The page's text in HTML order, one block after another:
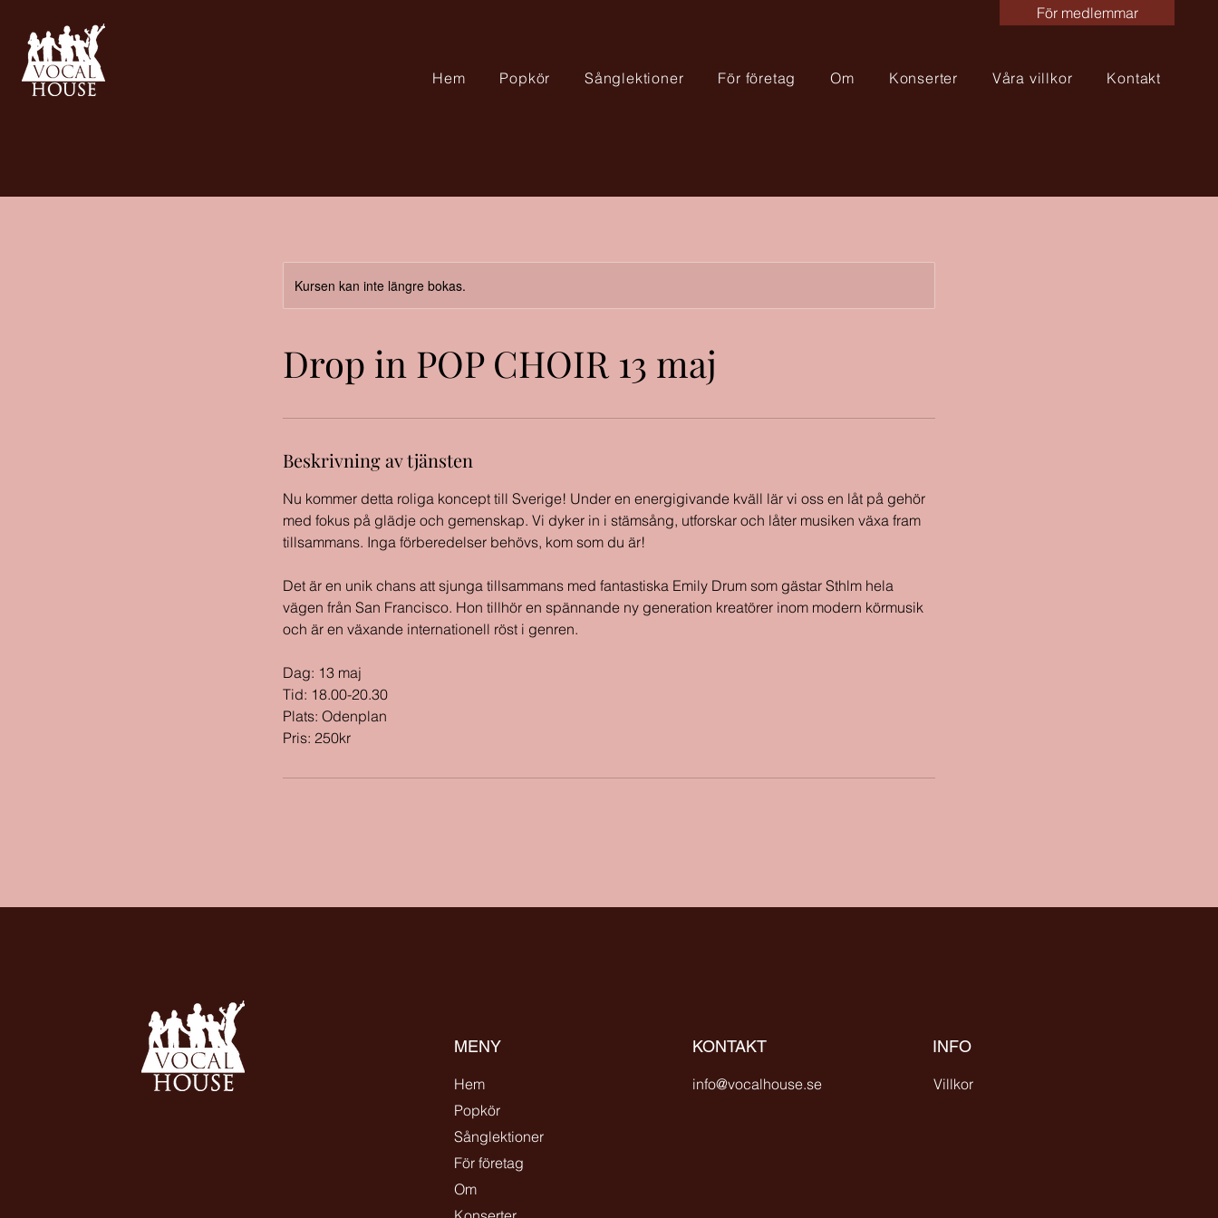
För medlemmar
Hem Popkör Sånglektioner För företag Om Konserter Våra villkor Kontakt
Kursen kan inte längre bokas.
Drop in POP CHOIR 13 maj
Beskrivning av tjänsten
Nu kommer detta roliga koncept till Sverige! Under en energigivande kväll lär vi oss en låt på gehör
med fokus på glädje och gemenskap. Vi dyker in i stämsång, utforskar och låter musiken växa fram
tillsammans. Inga förberedelser behövs, kom som du är!
Det är en unik chans att sjunga tillsammans med fantastiska Emily Drum som gästar Sthlm hela
vägen från San Francisco. Hon tillhör en spännande ny generation kreatörer inom modern körmusik
och är en växande internationell röst i genren.
Dag: 13 maj
Tid: 18.00-20.30
Plats: Odenplan
MENY
Hem
Popkör
Sånglektioner
För företag
Om
KONTAKT
info@vocalhouse.se
INFO
Villkor